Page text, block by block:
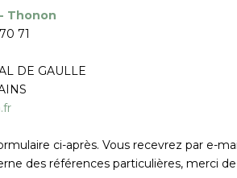
- Thonon
71
DE GAULLE
ci-après. Vous recevrez par e-
des références particulières, merci